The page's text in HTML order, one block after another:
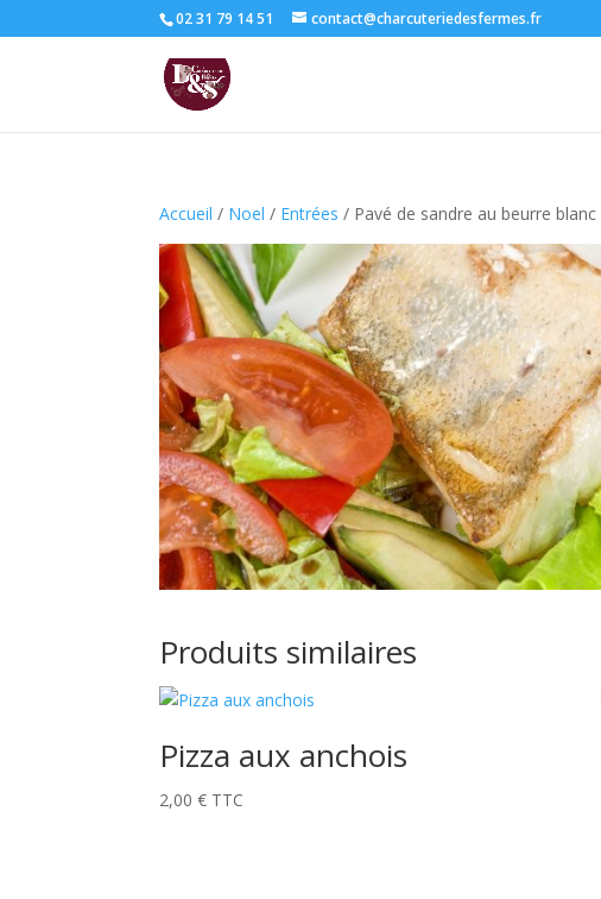
02 31 79 14 51 contact@charcuteriedesfermes.fr
Accueil / Noel / Entrées / Pavé de sandre au beurre blanc
Produits similaires
Pizza aux anchois
2,00€ TTC